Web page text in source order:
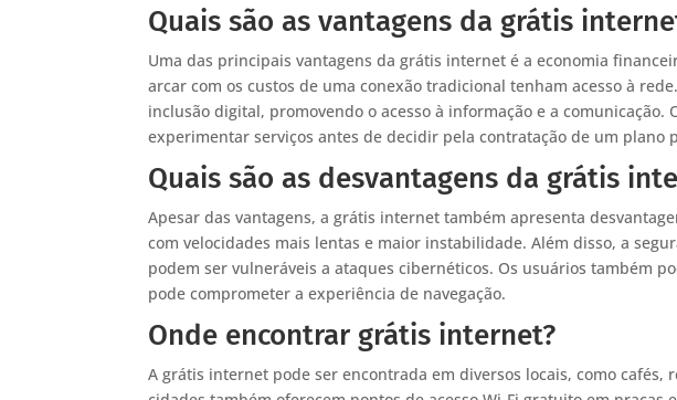
Quais são as vantagens da grátis
Uma das principais vantagens da grátis internet é a economia
arcar com os custos de uma conexão tradicional tenham acesso à
inclusão digital, promovendo o acesso à informação e a
experimentar serviços antes de decidir pela contratação de um plano
Quais são as desvantagens da grátis
Apesar das vantagens, a grátis internet também apresenta
com velocidades mais lentas e maior instabilidade. Além disso, a
podem ser vulneráveis a ataques cibernéticos. Os usuários também
pode comprometer a experiência de navegação.
Onde encontrar grátis internet?
A grátis internet pode ser encontrada em diversos locais, como